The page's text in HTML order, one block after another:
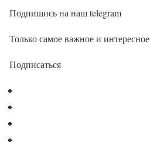
Подпишись на наш telegram
Только самое важное и интересное
Подписаться